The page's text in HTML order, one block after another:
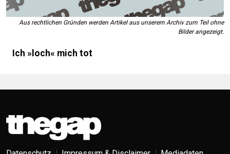
Aus rechtlichen Gründen werden Artikel aus unserem Archiv zum Teil ohne
Bilder angezeigt.
Ich »loch« mich tot